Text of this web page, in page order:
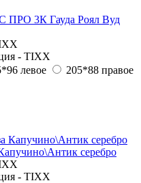
3К Гауда Роял Вуд
- TIXX
левое
205*88 правое
серебро
- TIXX